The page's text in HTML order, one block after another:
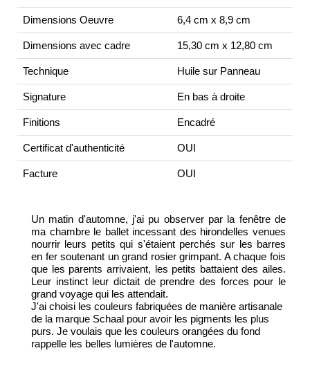
Dimensions Oeuvre 6,4 cm x 8,9 cm
Dimensions avec cadre 15,30 cm x 12,80 cm
Technique Huile sur Panneau
Signature En bas à droite
Finitions Encadré
Certificat d'authenticité OUI
Facture OUI
Un matin d'automne, j'ai pu observer par la fenêtre de
ma chambre le ballet incessant des hirondelles venues
nourrir leurs petits qui s'étaient perchés sur les barres
en fer soutenant un grand rosier grimpant. A chaque fois
que les parents arrivaient, les petits battaient des ailes.
Leur instinct leur dictait de prendre des forces pour le
grand voyage qui les attendait.
J'ai choisi les couleurs fabriquées de manière artisanale
de la marque Schaal pour avoir les pigments les plus
purs. Je voulais que les couleurs orangées du fond
rappelle les belles lumières de l'automne.